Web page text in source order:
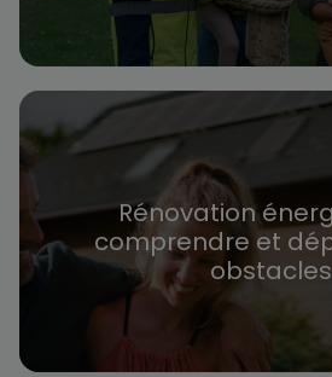
Rénovation
comprendre et
obstacles